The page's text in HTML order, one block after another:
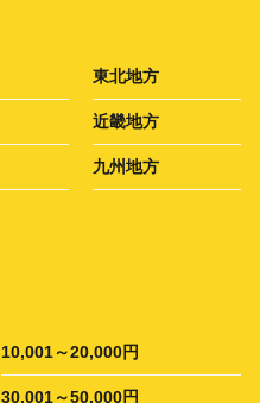
東北地方
近畿地方
九州地方
10,001～20,000円
30,001～50,000円